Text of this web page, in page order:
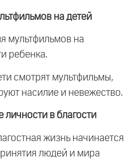
на детей
мультфильмов на
ребенка.
смотрят мультфильмы,
насилие и невежество.
личности в благости
жизнь начинается
людей и мира